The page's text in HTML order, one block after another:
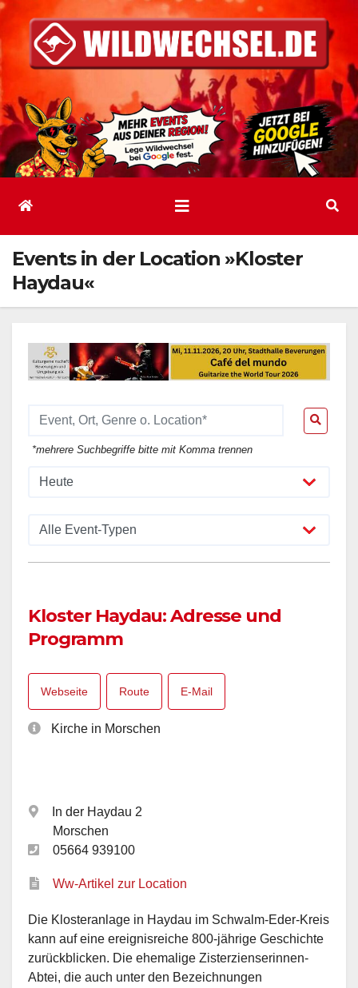
Inhalt
springen
Events in der Location »Kloster
Haydau«
*mehrere Suchbegriffe bitte mit Komma trennen
Kloster Haydau: Adresse und
Programm
Webseite Route E-Mail
Kirche in Morschen
In der Haydau 2
Morschen
05664 939100
Ww-Artikel zur Location
Die Klosteranlage in Haydau im Schwalm-Eder-Kreis
kann auf eine ereignisreiche 800-jährige Geschichte
zurückblicken. Die ehemalige Zisterzienserinnen-
Abtei, die auch unter den Bezeichnungen